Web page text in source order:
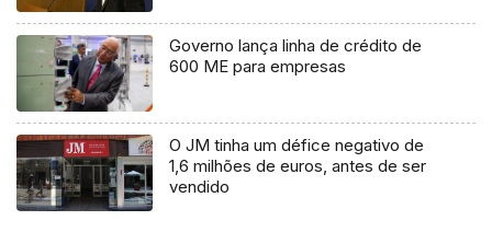
Governo lança linha de crédito de
600 ME para empresas
O JM tinha um défice negativo de
1,6 milhões de euros, antes de ser
vendido